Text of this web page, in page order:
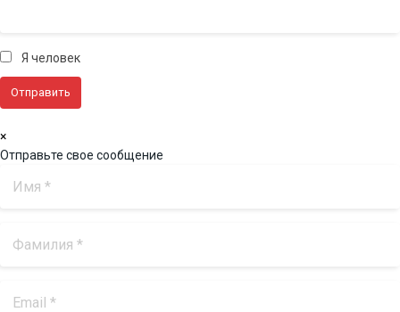
Я человек
×
Отправьте свое сообщение